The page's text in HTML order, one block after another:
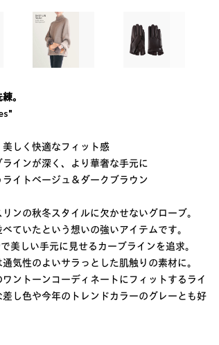
。
しく快適なフィット感
インが深く、より華奢な手元に
イトベージュ＆ダークブラウン
ンの秋冬スタイルに欠かせないグローブ。
ていたという想いの強いアイテムです。
美しい手元に見せるカーブラインを追求。
気性のよいサラっとした肌触りの素材に。
ントーンコーディネートにフィットするライ
し色や今年のトレンドカラーのグレーとも好